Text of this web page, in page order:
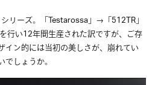
リーズ。「Testarossa」→「512TR」
い12年間生産された訳ですが、ご存
ン的には当初の美しさが、崩れてい
しょうか。